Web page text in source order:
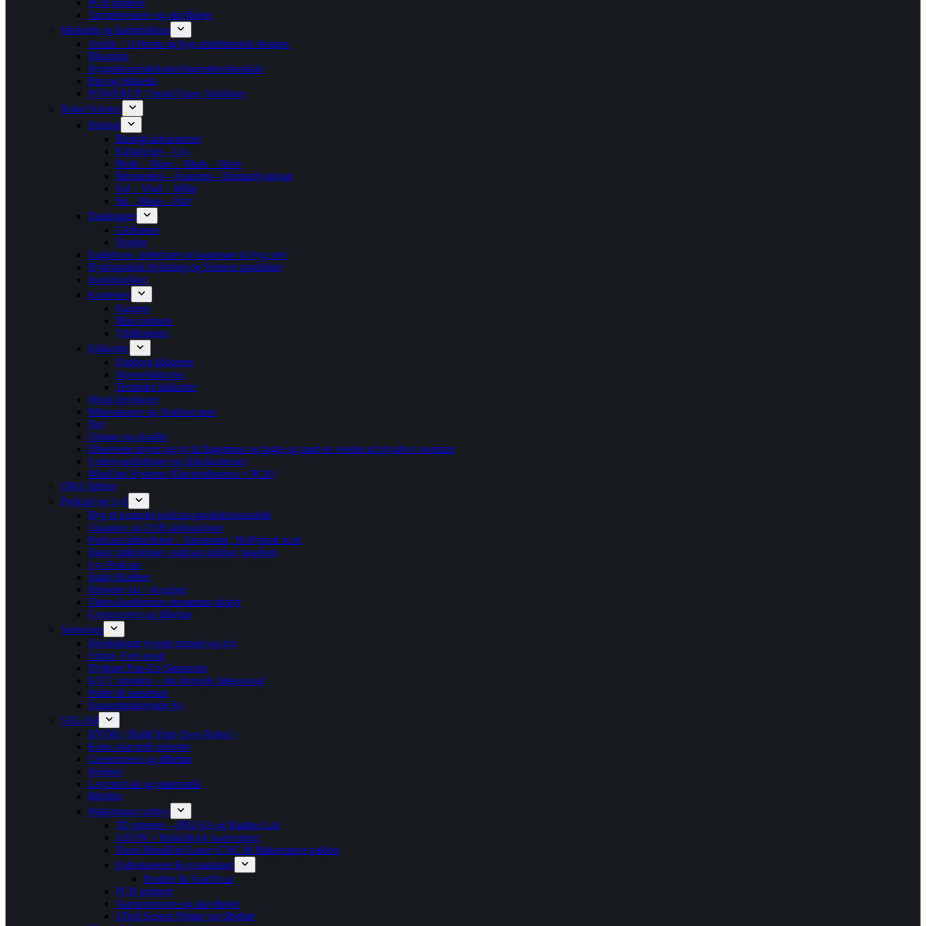
PCB printere
Varmepressere og akrylbøjer
Mekanik og konstruktion
Arckit – Udforsk og byg arkitektonisk designs
Blueprint
Byggekonstruktioner/Ingeniørvidenskab
Pap og Makedo
POWERUP | Smart Paper Airplanes
Natur/Science
Biologi
Biologi-laboratoriet
Elektricitet – Lys
Hede – Skov – Mark – Have
Mennesket – Anatomi – Humanfysiologi
Sol – Vind – Miljø
Sø – Mose – Hav
Datalogger
Globisens
Vernier
Fuglehuse, foderbræt og kameraer til byg selv
Hydroponisk dyrkning og Science produkter
Insektkrukker
Kameraer
Kamera
Mini printere
Vildtkamera
Kikkerter
Outdoor kikkerter
Stjernekikkerter
Termiske kikkerter
Metal detektorer
Mikroskoper og Snakescopes
Net
Optage og afspille
Observere myrer og lyt til flagermus og fugle og mød en verden af plysdyr i oversize
Undervandsdroner og fiskekameraer
MiniOne Systems (Electrophoresis + PCR)
ORA Sphere
Podcast og Lyd
Byg et komplet podcast-produktionsstudie
Adaptere og USB ladestationer
Podcast mikrofoner – Saramonic, Hollyland m.m
Røde: mikrofoner, podcast studios, headsets
Lys Podcast
Stativ/Holdere
Reporter kit / vlogging
Video-konference-streaming udstyr
Greenscreen og tilbehør
Sanserum
Beroligende tyngde tæpper og dyr
Fidget, Feel good
Flytbare Pop-Up Sanserum
KITT robotten – din lærende følgesvend
Puder til sanserum
Sansestimulerende lys
STEAM
BYOR ( Build Your Own Robot )
Kubo skærmfri robotter
Greenscreen og tilbehør
Intelino
Leg med tal og matematik
littlebits
Makerspace udstyr
3D printere – PRUSA og Bambu Lab
AEON + Makeblock lasercuttere
Xtool MetalFab Laser+CNC & Makerspace pakker
Folieskærere & symaskiner
Brother & ScanNcut
PCB printere
Varmepressere og akrylbøjer
xTool Screen Printer og tilbehør